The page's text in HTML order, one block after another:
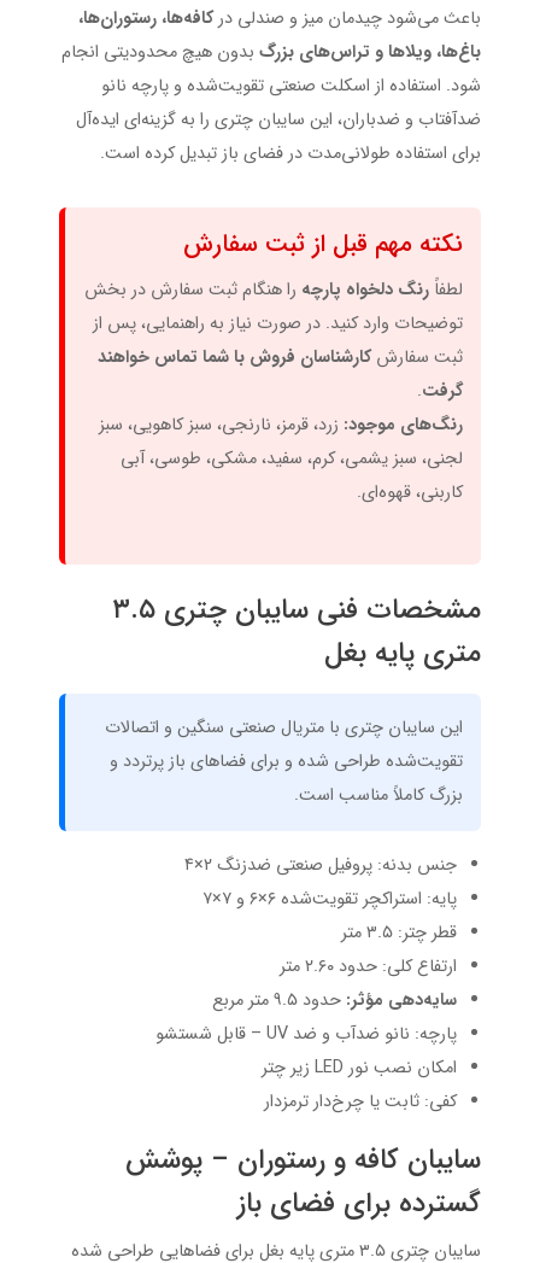
باعث می‌شود چیدمان میز و صندلی درکافه‌ها، رستوران‌ها،
باغ‌ها، ویلاها و تراس‌های بزرگ بدون هیچ محدودیتی انجام
شود. استفاده از اسکلت صنعتی تقویت‌شده و پارچه نانو
ضدآفتاب و ضدباران، این سایبان چتری را به گزینه‌ای ایده‌آل
برای استفاده طولانی‌مدت در فضای باز تبدیل کرده است.
نکته مهم قبل از ثبت سفارش
لطفاً رنگ دلخواه پارچه را هنگام ثبت سفارش در بخش
توضیحات وارد کنید. در صورت نیاز به راهنمایی، پس از
ثبت سفارشکارشناسان فروش با شما تماس خواهند
گرفت.
رنگ‌های موجود: زرد، قرمز، نارنجی، سبز کاهویی، سبز
لجنی، سبز یشمی، کرم، سفید، مشکی، طوسی، آبی
کاربنی، قهوه‌ای.
مشخصات فنی سایبان چتری ۳.۵
متری پایه بغل
این سایبان چتری با متریال صنعتی سنگین و اتصالات
تقویت‌شده طراحی شده و برای فضاهای باز پرتردد و
بزرگ کاملاً مناسب است.
جنس بدنه: پروفیل صنعتی ضدزنگ ۲×۴
پایه: استراکچر تقویت‌شده ۶×۶ و ۷×۷
قطر چتر: ۳.۵ متر
ارتفاع کلی: حدود ۲.۶۰ متر
سایه‌دهی مؤثر: حدود ۹.۵ متر مربع
پارچه: نانو ضدآب و ضد UV – قابل شستشو
امکان نصب نور LED زیر چتر
کفی: ثابت یا چرخ‌دار ترمزدار
سایبان کافه و رستوران – پوشش
گسترده برای فضای باز
سایبان چتری ۳.۵ متری پایه بغل برای فضاهایی طراحی شده